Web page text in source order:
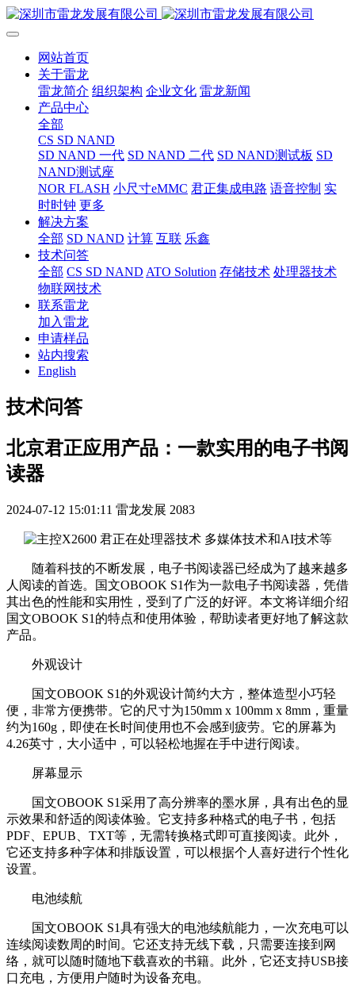
网站首页
关于雷龙
雷龙简介 组织架构 企业文化 雷龙新闻
产品中心
全部
CS SD NAND
SD NAND 一代 SD NAND 二代 SD NAND测试板 SD
NAND测试座
NOR FLASH 小尺寸eMMC 君正集成电路 语音控制 实
时时钟 更多
解决方案
全部 SD NAND 计算 互联 乐鑫
技术问答
全部 CS SD NAND ATO Solution 存储技术 处理器技术
物联网技术
联系雷龙
加入雷龙
申请样品
站内搜索
English
技术问答
北京君正应用产品：一款实用的电子书阅
读器
2024-07-12 15:01:11 雷龙发展 2083
随着科技的不断发展，电子书阅读器已经成为了越来越多
人阅读的首选。国文OBOOK S1作为一款电子书阅读器，凭借
其出色的性能和实用性，受到了广泛的好评。本文将详细介绍
国文OBOOK S1的特点和使用体验，帮助读者更好地了解这款
产品。
外观设计
国文OBOOK S1的外观设计简约大方，整体造型小巧轻
便，非常方便携带。它的尺寸为150mm x 100mm x 8mm，重量
约为160g，即使在长时间使用也不会感到疲劳。它的屏幕为
4.26英寸，大小适中，可以轻松地握在手中进行阅读。
屏幕显示
国文OBOOK S1采用了高分辨率的墨水屏，具有出色的显
示效果和舒适的阅读体验。它支持多种格式的电子书，包括
PDF、EPUB、TXT等，无需转换格式即可直接阅读。此外，
它还支持多种字体和排版设置，可以根据个人喜好进行个性化
设置。
电池续航
国文OBOOK S1具有强大的电池续航能力，一次充电可以
连续阅读数周的时间。它还支持无线下载，只需要连接到网
络，就可以随时随地下载喜欢的书籍。此外，它还支持USB接
口充电，方便用户随时为设备充电。